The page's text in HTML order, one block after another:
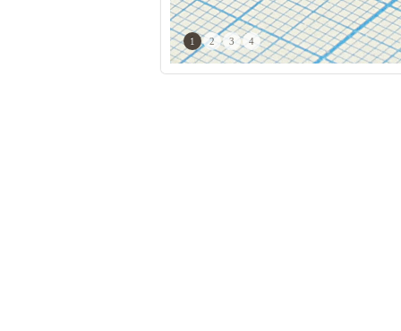
1 2 3 4